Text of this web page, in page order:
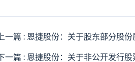
上一篇 : 恩捷股份：关于股东部分股
下一篇 : 恩捷股份：关于非公开发行